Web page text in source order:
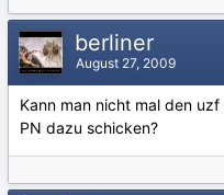
berliner
August 27, 2009
Kann man nicht mal den
PN dazu schicken?